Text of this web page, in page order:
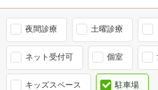
夜間診療 土曜診療
ネット受付可 個室
キッズスペース 駐車場